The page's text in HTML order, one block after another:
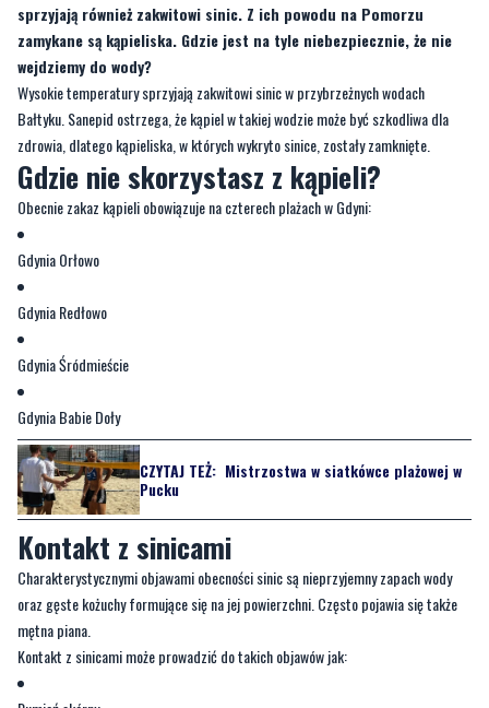
Wysokie temperatury sprzyjają zakwitowi sinic w przybrzeżnych wodach
Bałtyku. Sanepid ostrzega, że kąpiel w takiej wodzie może być szkodliwa dla
zdrowia, dlatego kąpieliska, w których wykryto sinice, zostały zamknięte.
Gdzie nie skorzystasz z kąpieli?
Obecnie zakaz kąpieli obowiązuje na czterech plażach w Gdyni:
Gdynia Orłowo
Gdynia Redłowo
Gdynia Śródmieście
Gdynia Babie Doły
Kontakt z sinicami
Charakterystycznymi objawami obecności sinic są nieprzyjemny zapach wody
oraz gęste kożuchy formujące się na jej powierzchni. Często pojawia się także
mętna piana.
Kontakt z sinicami może prowadzić do takich objawów jak:
Rumień skórny
Nudności i wymioty